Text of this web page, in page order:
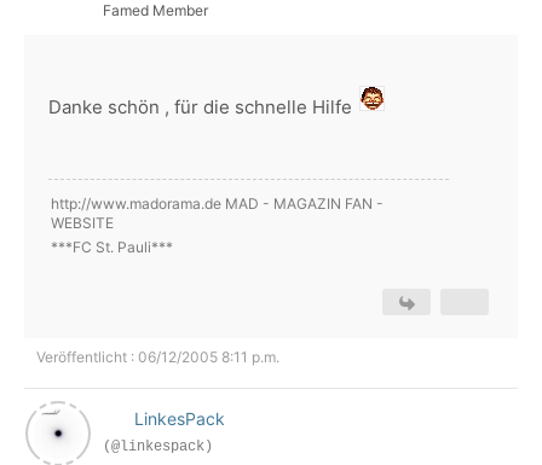
Famed Member
Danke schön , für die schnelle Hilfe
http://www.madorama.de MAD - MAGAZIN FAN -
WEBSITE
***FC St. Pauli***
Veröffentlicht : 06/12/2005 8:11 p.m.
LinkesPack
(@linkespack)